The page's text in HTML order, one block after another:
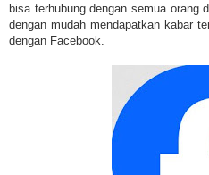
bisa terhubung dengan semua orang
dengan mudah mendapatkan kabar
dengan Facebook.